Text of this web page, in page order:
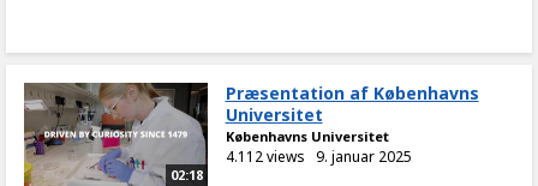
02:18
Præsentation af Københavns
Universitet
Københavns Universitet
4.112 views 9. januar 2025